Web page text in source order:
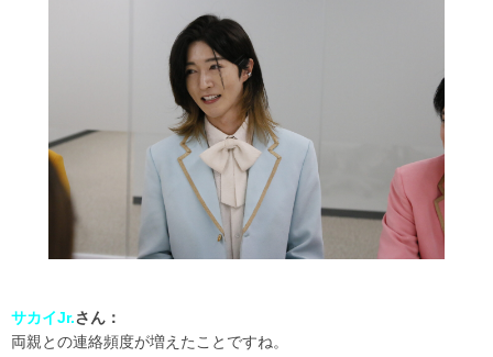
サカイJr.さん：
両親との連絡頻度が増えたことですね。